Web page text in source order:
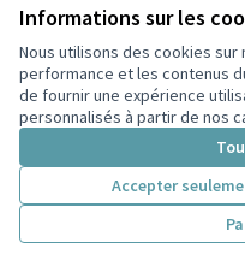
Informations sur les
Nous utilisons des cookies
performance et les contenus
de fournir une expérience
personnalisés à partir de nos
Accepter
Les cabanes à
PeriscoZay
2 0